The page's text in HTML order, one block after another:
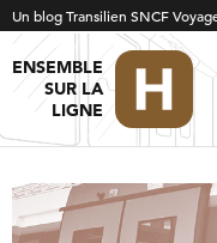
Un blog Transilien SNCF
ENSEMBLE
SUR LA
LIGNE